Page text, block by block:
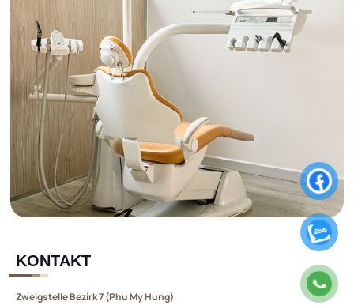
KONTAKT
Zweigstelle Bezirk 7 (Phu My Hung)